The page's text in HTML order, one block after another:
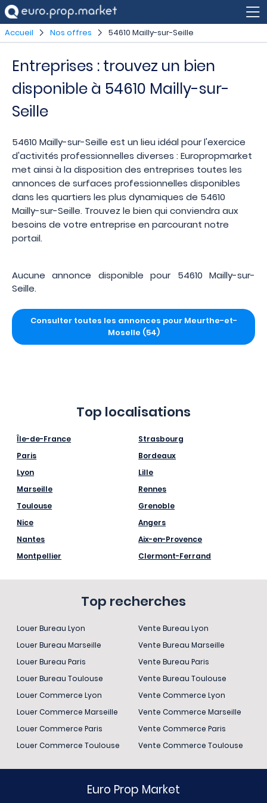
Accueil Nos offres 54610 Mailly-sur-Seille
Entreprises : trouvez un bien
disponible à 54610 Mailly-sur-
Seille
54610 Mailly-sur-Seille est un lieu idéal pour l'exercice
d'activités professionnelles diverses : Europropmarket
met ainsi à la disposition des entreprises toutes les
annonces de surfaces professionnelles disponibles
dans les quartiers les plus dynamiques de 54610
Mailly-sur-Seille. Trouvez le bien qui conviendra aux
besoins de votre entreprise en parcourant notre
portail.
Aucune annonce disponible pour 54610 Mailly-sur-
Seille.
Consulter toutes les annonces pour Meurthe-et-
Moselle (54)
Top localisations
Île-de-France
Paris
Lyon
Marseille
Toulouse
Nice
Nantes
Montpellier
Strasbourg
Bordeaux
Lille
Rennes
Grenoble
Angers
Aix-en-Provence
Clermont-Ferrand
Top recherches
Louer Bureau Lyon
Louer Bureau Marseille
Louer Bureau Paris
Louer Bureau Toulouse
Louer Commerce Lyon
Louer Commerce Marseille
Louer Commerce Paris
Louer Commerce Toulouse
Vente Bureau Lyon
Vente Bureau Marseille
Vente Bureau Paris
Vente Bureau Toulouse
Vente Commerce Lyon
Vente Commerce Marseille
Vente Commerce Paris
Vente Commerce Toulouse
Euro Prop Market